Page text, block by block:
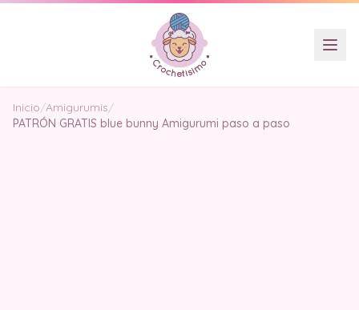
Inicio/Amigurumis/
PATRÓN GRATIS blue bunny Amigurumi paso a paso